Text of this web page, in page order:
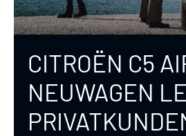
CITROËN C5
NEUWAGEN